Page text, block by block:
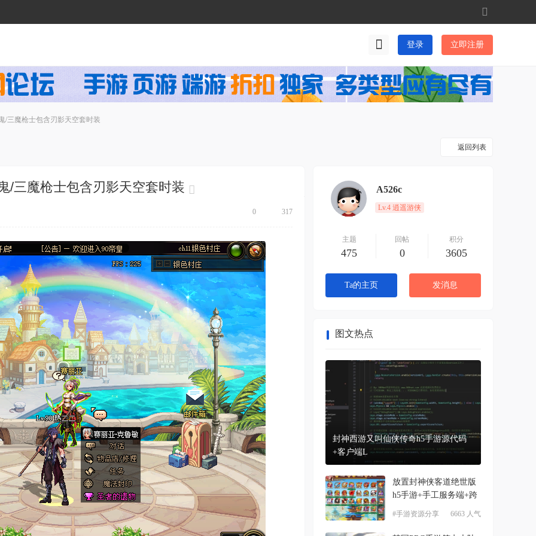
切
换
到
宽
版
登录 立即注册
/三魔枪士包含刃影天空套时装
返回列表
/三魔枪士包含刃影天空套时装
317
0
A526c
Lv.4 逍遥游侠
主题
475
回帖
0
积分
3605
Ta的主页 发消息
图文热点
封神西游又叫仙侠传奇h5手游源代码
+客户端L
放置封神侠客道绝世版
h5手游+手工服务端+跨
6663 人气
#手游资源分享